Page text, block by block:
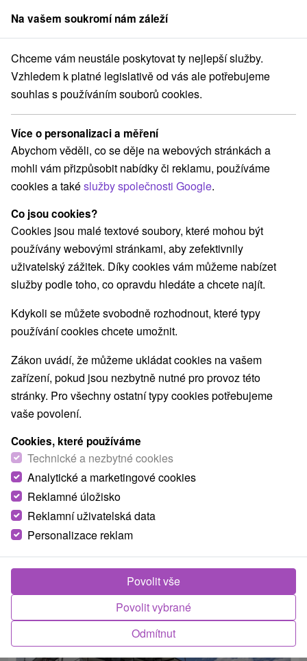
člen skupinySorger
Hotely na Slovensku Prešovský kraj
Hotely Prešovský kraj
Kategorie
Všechny kategorie
Hotely na Slovensku (74)
Hotely s bazénem(31)
Wellness hotely na Slovensku
Hotely na Slovensku pro rodiny s dětmi(26)
Historické hotely (8) Hotely s termálním bazénem
Vyberte lokalitu nebo termín
Nejprodávanější
od
1.
Hotel SOREA TITRIS★★
Hotel Sorea Titris *** se nachází v tiché lokalitě
nedaleko centra známého turistického a...
Na vašem soukromí nám záleží
Chceme vám neustále poskytovat ty nejlepší služby.
Vzhledem k platné legislativě od vás ale potřebujeme
souhlas s používáním souborů cookies.
Více o personalizaci a měření
Abychom věděli, co se děje na webových stránkách a
mohli vám přizpůsobit nabídky či reklamu, používáme
cookies a takéslužby společnosti Google.
Co jsou cookies?
Cookies jsou malé textové soubory, které mohou být
používány webovými stránkami, aby zefektivnily
uživatelský zážitek. Díky cookies vám můžeme nabízet
služby podle toho, co opravdu hledáte a chcete najít.
Kdykoli se můžete svobodně rozhodnout, které typy
používání cookies chcete umožnit.
Zákon uvádí, že můžeme ukládat cookies na vašem
zařízení, pokud jsou nezbytně nutné pro provoz této
stránky. Pro všechny ostatní typy cookies potřebujeme
vaše povolení.
Cookies, které používáme
Technické a nezbytné cookies
Analytické a marketingové cookies
Reklamné úložisko
Reklamní uživatelská data
Personalizace reklam
Odmítnut
Povolit vybrané
Povolit vše